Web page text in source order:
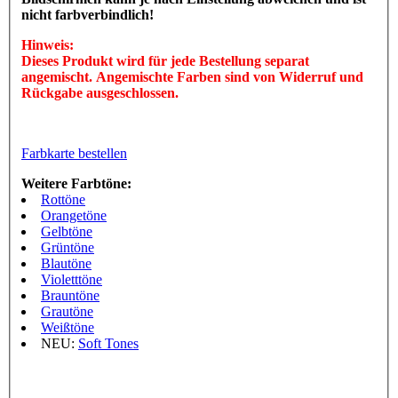
nicht farbverbindlich!
Hinweis:
Dieses Produkt wird für jede Bestellung separat
angemischt. Angemischte Farben sind von Widerruf und
Rückgabe ausgeschlossen.
Farbkarte bestellen
Weitere Farbtöne:
Rottöne
Orangetöne
Gelbtöne
Grüntöne
Blautöne
Violetttöne
Brauntöne
Grautöne
Weißtöne
NEU: Soft Tones